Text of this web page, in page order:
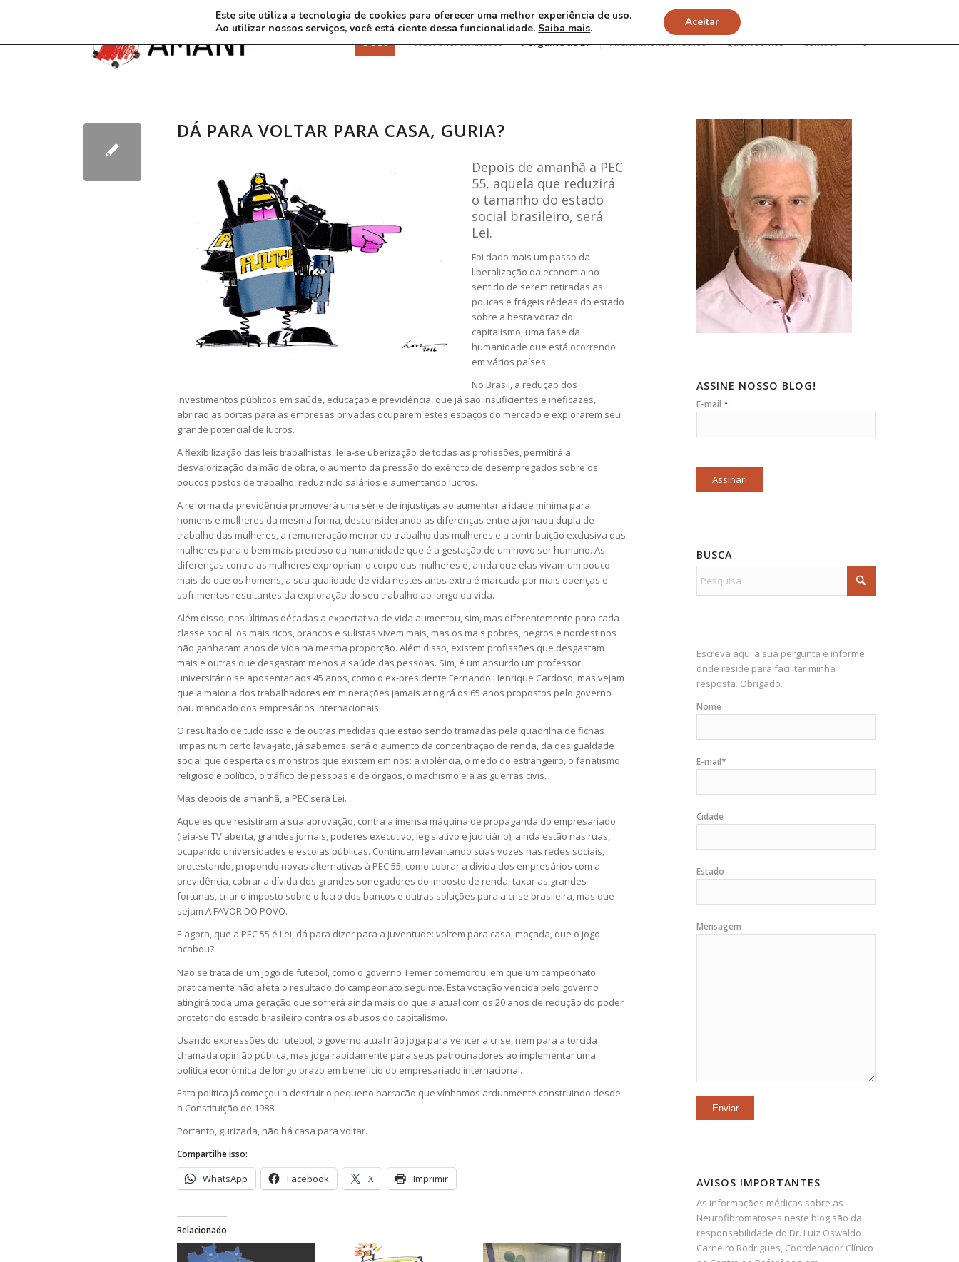
3 8 26 Neurofibromatoses Pergunte ao Dr Atendimento Médico Quem somos Contato
DÁ PARA VOLTAR PARA CASA, GURIA?
Depois de amanhã a PEC
55, aquela que reduzirá
o tamanho do estado
social brasileiro, será
Lei.
Foi dado mais um passo da
liberalização da economia no
sentido de serem retiradas as
poucas e frágeis rédeas do estado
sobre a besta voraz do
capitalismo, uma fase da
humanidade que está ocorrendo
em vários países.
No Brasil, a redução dos
investimentos públicos em saúde, educação e previdência, que já são insuficientes e ineficazes,
abrirão as portas para as empresas privadas ocuparem estes espaços do mercado e explorarem seu
grande potencial de lucros.
A flexibilização das leis trabalhistas, leia-se uberização de todas as profissões, permitirá a
desvalorização da mão de obra, o aumento da pressão do exército de desempregados sobre os
poucos postos de trabalho, reduzindo salários e aumentando lucros.
A reforma da previdência promoverá uma série de injustiças ao aumentar a idade mínima para
homens e mulheres da mesma forma, desconsiderando as diferenças entre a jornada dupla de
trabalho das mulheres, a remuneração menor do trabalho das mulheres e a contribuição exclusiva das
mulheres para o bem mais precioso da humanidade que é a gestação de um novo ser humano. As
diferenças contra as mulheres expropriam o corpo das mulheres e, ainda que elas vivam um pouco
mais do que os homens, a sua qualidade de vida nestes anos extra é marcada por mais doenças e
sofrimentos resultantes da exploração do seu trabalho ao longo da vida.
Além disso, nas últimas décadas a expectativa de vida aumentou, sim, mas diferentemente para cada
classe social: os mais ricos, brancos e sulistas vivem mais, mas os mais pobres, negros e nordestinos
não ganharam anos de vida na mesma proporção. Além disso, existem profissões que desgastam
mais e outras que desgastam menos a saúde das pessoas. Sim, é um absurdo um professor
universitário se aposentar aos 45 anos, como o ex-presidente Fernando Henrique Cardoso, mas vejam
que a maioria dos trabalhadores em minerações jamais atingirá os 65 anos propostos pelo governo
pau mandado dos empresários internacionais.
O resultado de tudo isso e de outras medidas que estão sendo tramadas pela quadrilha de fichas
limpas num certo lava-jato, já sabemos, será o aumento da concentração de renda, da desigualdade
social que desperta os monstros que existem em nós: a violência, o medo do estrangeiro, o fanatismo
religioso e político, o tráfico de pessoas e de órgãos, o machismo e a as guerras civis.
Mas depois de amanhã, a PEC será Lei.
Aqueles que resistiram à sua aprovação, contra a imensa máquina de propaganda do empresariado
(leia-se TV aberta, grandes jornais, poderes executivo, legislativo e judiciário), ainda estão nas ruas,
ocupando universidades e escolas públicas. Continuam levantando suas vozes nas redes sociais,
protestando, propondo novas alternativas à PEC 55, como cobrar a dívida dos empresários com a
previdência, cobrar a dívida dos grandes sonegadores do imposto de renda, taxar as grandes
fortunas, criar o imposto sobre o lucro dos bancos e outras soluções para a crise brasileira, mas que
sejam A FAVOR DO POVO.
E agora, que a PEC 55 é Lei, dá para dizer para a juventude: voltem para casa, moçada, que o jogo
acabou?
Não se trata de um jogo de futebol, como o governo Temer comemorou, em que um campeonato
praticamente não afeta o resultado do campeonato seguinte. Esta votação vencida pelo governo
atingirá toda uma geração que sofrerá ainda mais do que a atual com os 20 anos de redução do poder
protetor do estado brasileiro contra os abusos do capitalismo.
Usando expressões do futebol, o governo atual não joga para vencer a crise, nem para a torcida
chamada opinião pública, mas joga rapidamente para seus patrocinadores ao implementar uma
política econômica de longo prazo em benefício do empresariado internacional.
Esta política já começou a destruir o pequeno barracão que vínhamos arduamente construindo desde
a Constituição de 1988.
Portanto, gurizada, não há casa para voltar.
Compartilhe isso:
WhatsApp Facebook X Imprimir
Relacionado
ASSINE NOSSO BLOG!
E-mail*
BUSCA
Escreva aqui a sua pergunta e informe
onde reside para facilitar minha
resposta. Obrigado.
Nome
E-mail*
Cidade
Estado
Mensagem
AVISOS IMPORTANTES
As informações médicas sobre as
Neurofibromatoses neste blog são da
responsabilidade do Dr. Luiz Oswaldo
Carneiro Rodrigues, Coordenador Clínico
Este site utiliza a tecnologia de cookies para oferecer uma melhor experiência de uso.
Ao utilizar nossos serviços, você está ciente dessa funcionalidade. Saiba mais. Aceitar